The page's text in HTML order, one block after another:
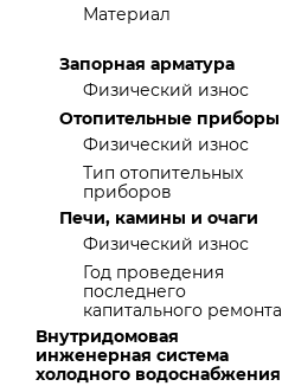
Материал
Запорная арматура
Физический износ
Отопительные приборы
Физический износ
Тип отопительных
приборов
Печи, камины и очаги
Физический износ
Год проведения
последнего
капитального ремонта
Внутридомовая
инженерная система
холодного водоснабжения